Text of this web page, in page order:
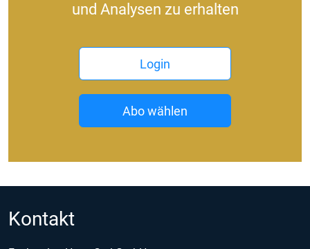
und Analysen zu erhalten
Login
Abo wählen
Kontakt